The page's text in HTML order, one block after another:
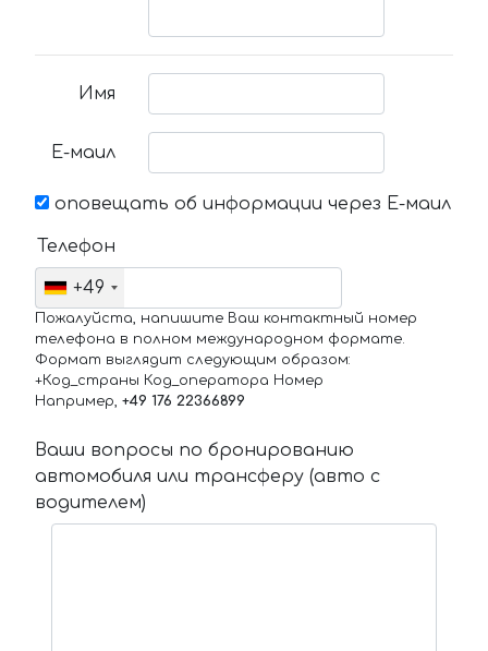
Имя
Е-маил
оповещать об информации через Е-маил
Телефон
+49
Пожалуйста, напишите Ваш контактный номер
телефона в полном международном формате.
Формат выглядит следующим образом:
+Код_страны Код_оператора Номер
Например, +49 176 22366899
Ваши вопросы по бронированию
автомобиля или трансферу (авто с
водителем)